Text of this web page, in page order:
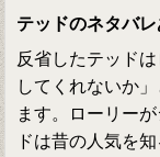
テッドのネタバ
反省したテッド
してくれないか
ます。ローリー
ドは昔の人気を